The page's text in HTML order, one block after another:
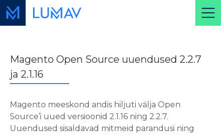
Magento Open Source uuendused 2.2.7
ja 2.1.16
Magento meeskond andis hiljuti välja Open
Source’i uued versioonid 2.1.16 ning 2.2.7.
Uuendused sisaldavad mitmeid parandusi ning